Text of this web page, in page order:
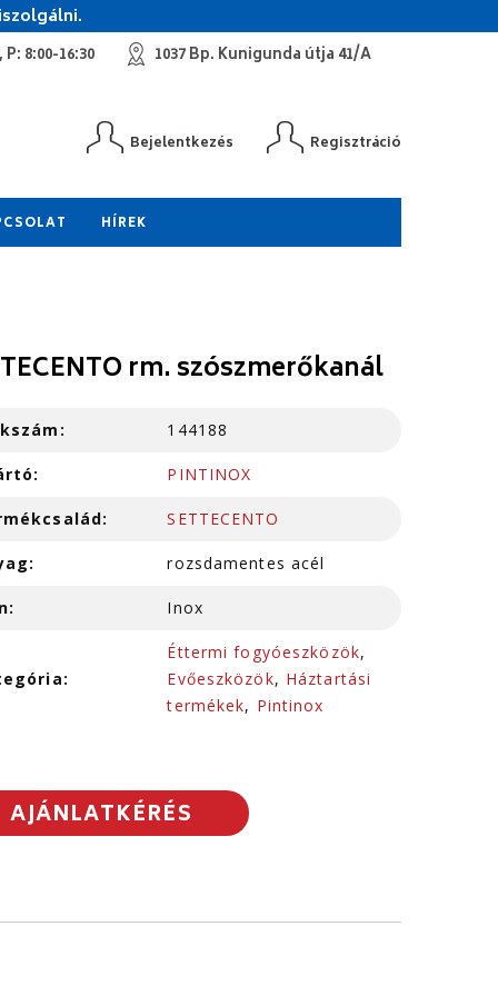
8:00-16:30 1037 Bp. Kunigunda útja 41/A
Bejelentkezés Regisztráció
HÍREK
rm. szószmerőkanál
144188
PINTINOX
SETTECENTO
rozsdamentes acél
Inox
Éttermi fogyóeszközök,
Evőeszközök, Háztartási
termékek, Pintinox
AJÁNLATKÉRÉS